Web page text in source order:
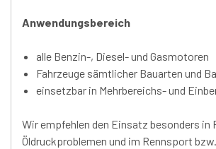
Anwendungsbereich
alle Benzin-, Diesel- und Gasmotoren
Fahrzeuge sämtlicher Bauarten und
einsetzbar in Mehrbereichs- und
Wir empfehlen den Einsatz besonders in
Öldruckproblemen und im Rennsport